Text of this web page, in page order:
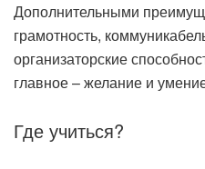
Дополнительными
грамотность,
организаторские
главное – желание и
Где учиться?